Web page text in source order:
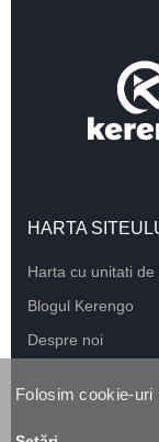
HARTA
Harta cu unitati de
Blogul Kerengo
Despre noi
Folosim cookie-uri